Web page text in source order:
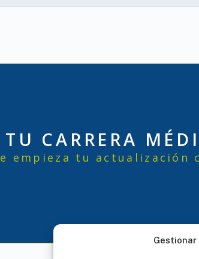
CARRERA
empieza tu actualización